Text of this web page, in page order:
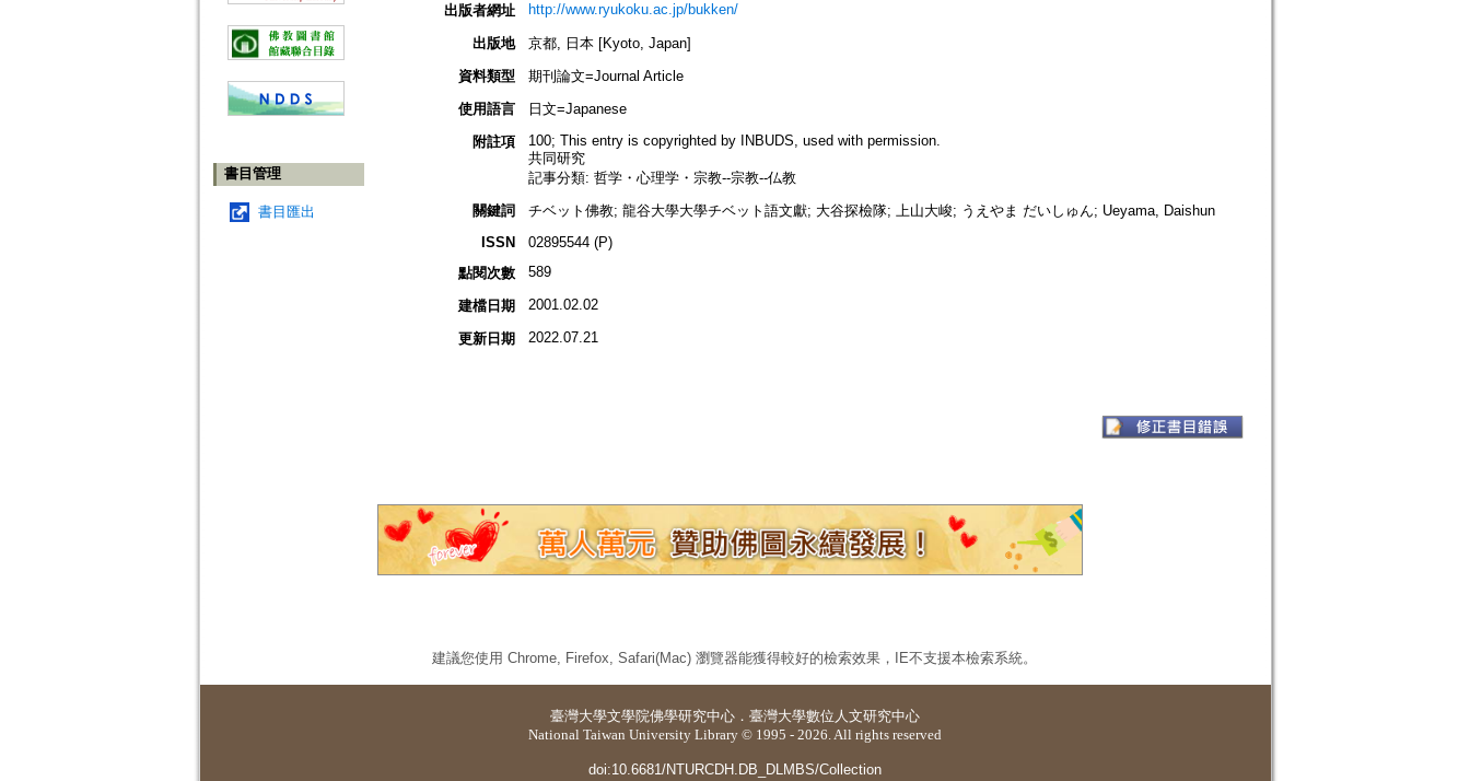
書目管理
書目匯出
出版者網址
http://www.ryukoku.ac.jp/bukken/
出版地
京都, 日本 [Kyoto, Japan]
資料類型
期刊論文=Journal Article
使用語言
日文=Japanese
附註項
100; This entry is copyrighted by INBUDS, used with permission.
共同研究
記事分類: 哲学・心理学・宗教--宗教--仏教
關鍵詞
チベット佛教; 龍谷大學大學チベット語文獻; 大谷探檢隊; 上山大峻; うえやま だいしゅん; Ueyama, Daishun
ISSN
02895544 (P)
點閱次數
589
建檔日期 2001.02.02
更新日期 2022.07.21
建議您使用 Chrome, Firefox, Safari(Mac) 瀏覽器能獲得較好的檢索效果，IE不支援本檢索系統。
臺灣大學文學院佛學研究中心 ． 臺灣大學數位人文研究中心
National Taiwan University Library © 1995 - 2026. All rights reserved
doi:10.6681/NTURCDH.DB_DLMBS/Collection